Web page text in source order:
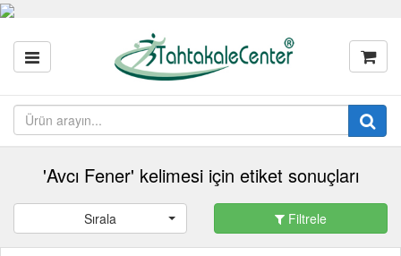
'Avcı Fener' kelimesi için etiket sonuçları
Sırala Filtrele